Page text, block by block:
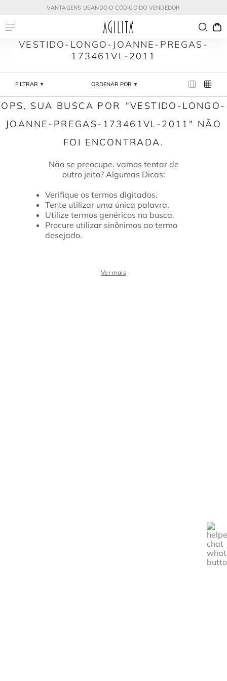
VANTAGENS USANDO O CÓDIGO DO VENDEDOR
VESTIDO-LONGO-JOANNE-PREGAS-
173461VL-2011
FILTRAR ORDENAR POR
VESTIDO-LONGO-
JOANNE-PREGAS-173461VL-2011
Verifique os termos digitados.
Tente utilizar uma única palavra.
Utilize termos genéricos na busca.
Procure utilizar sinônimos ao termo
desejado.
Ver mais